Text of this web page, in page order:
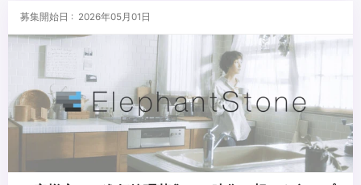
募集開始日 : 2026年05月01日